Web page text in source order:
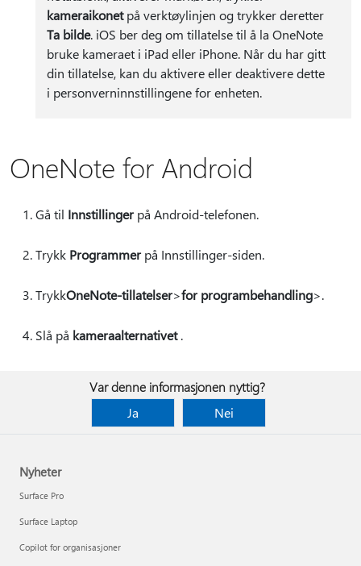
kameraikonetpå verktøylinjen og trykker deretter
Ta bilde. iOS ber deg om tillatelse til å la OneNote
bruke kameraet i iPad eller iPhone. Når du har gitt
din tillatelse, kan du aktivere eller deaktivere dette
i personverninnstillingene for enheten.
OneNote for Android
Gå til Innstillingerpå Android-telefonen.
Trykk Programmerpå Innstillinger-siden.
TrykkOneNote-tillatelser>for programbehandling>.
Slå på kameraalternativet.
Var denne informasjonen nyttig?
Ja
Nei
Nyheter
Surface Pro
Surface Laptop
Copilot for organisasjoner